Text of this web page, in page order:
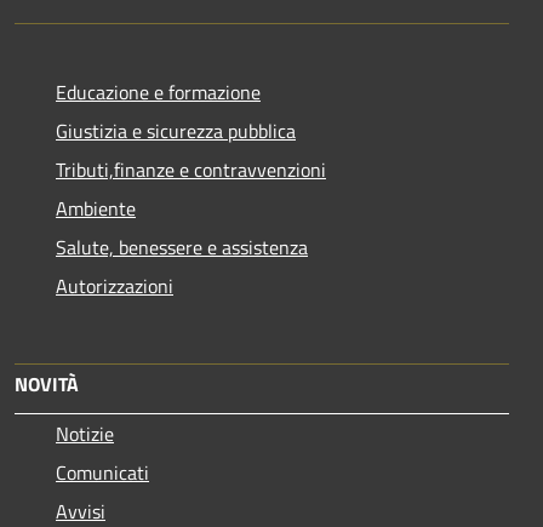
Educazione e formazione
Giustizia e sicurezza pubblica
Tributi,finanze e contravvenzioni
Ambiente
Salute, benessere e assistenza
Autorizzazioni
NOVITÀ
Notizie
Comunicati
Avvisi